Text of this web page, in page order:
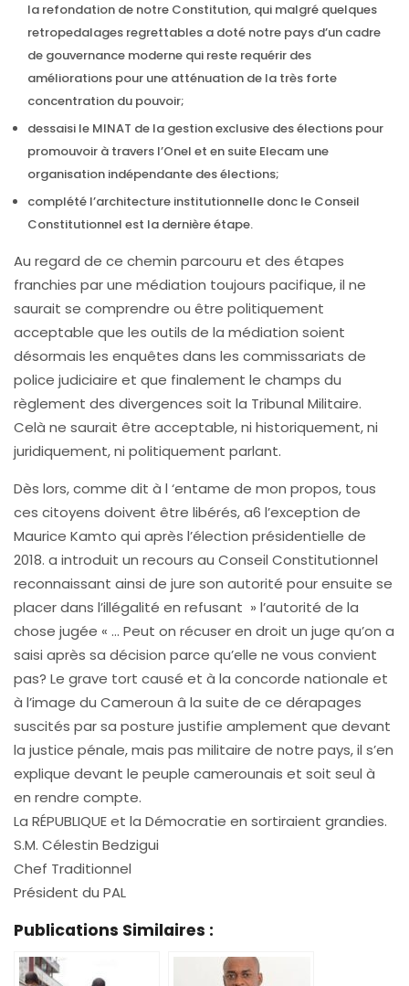
la refondation de notre Constitution, qui malgré quelques
retropedalages regrettables a doté notre pays d’un cadre
de gouvernance moderne qui reste requérir des
améliorations pour une atténuation de la très forte
concentration du pouvoir;
dessaisi le MINAT de la gestion exclusive des élections pour
promouvoir à travers l’Onel et en suite Elecam une
organisation indépendante des élections;
complété l’architecture institutionnelle donc le Conseil
Constitutionnel est la dernière étape.
Au regard de ce chemin parcouru et des étapes
franchies par une médiation toujours pacifique, il ne
saurait se comprendre ou être politiquement
acceptable que les outils de la médiation soient
désormais les enquêtes dans les commissariats de
police judiciaire et que finalement le champs du
règlement des divergences soit la Tribunal Militaire.
Celà ne saurait être acceptable, ni historiquement, ni
juridiquement, ni politiquement parlant.
Dès lors, comme dit à l ‘entame de mon propos, tous
ces citoyens doivent être libérés, a6 l’exception de
Maurice Kamto qui après l’élection présidentielle de
2018. a introduit un recours au Conseil Constitutionnel
reconnaissant ainsi de jure son autorité pour ensuite se
placer dans l’illégalité en refusant » l’autorité de la
chose jugée « … Peut on récuser en droit un juge qu’on a
saisi après sa décision parce qu’elle ne vous convient
pas? Le grave tort causé et à la concorde nationale et
à l’image du Cameroun â la suite de ce dérapages
suscités par sa posture justifie amplement que devant
la justice pénale, mais pas militaire de notre pays, il s’en
explique devant le peuple camerounais et soit seul à
en rendre compte.
La RÉPUBLIQUE et la Démocratie en sortiraient grandies.
S.M. Célestin Bedzigui
Chef Traditionnel
Président du PAL
Publications Similaires :